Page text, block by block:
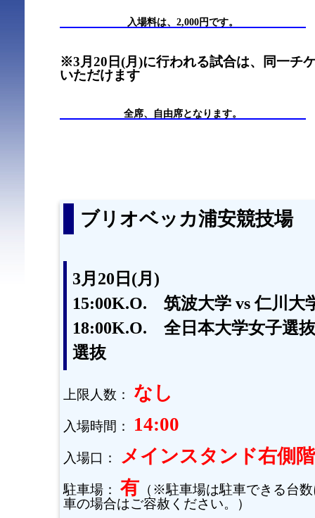
入場料は、2,000円です。
※3月20日(月)に行われる試合は、同一チ
いただけます
全席、自由席となります。
ブリオベッカ浦安競技場
3月20日(月)
15:00K.O. 筑波大学 vs 仁川大
18:00K.O. 全日本大学女子選
選抜
上限人数： なし
入場時間： 14:00
入場口： メインスタンド右側
駐車場： 有 （※駐車場は駐車できる台
車の場合はご容赦ください。）